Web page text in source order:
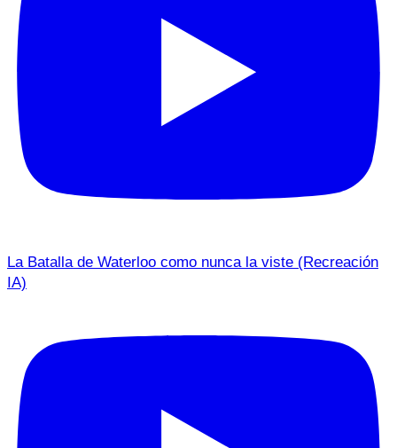
La Batalla de Waterloo como nunca la viste (Recreación
IA)